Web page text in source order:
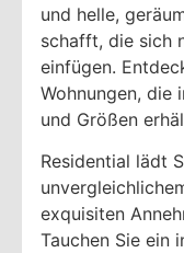
und helle,
schafft, die sich
einfügen.
Wohnungen, die
und Größen
Residential lädt
exquisiten
Tauchen Sie ein